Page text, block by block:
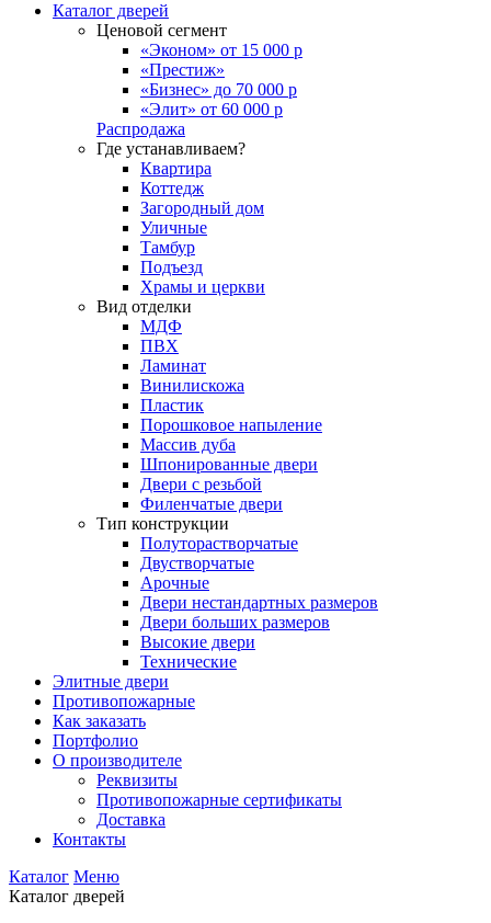
Каталог дверей
Ценовой сегмент
«Эконом» от 15 000 р
«Престиж»
«Бизнес» до 70 000 р
«Элит» от 60 000 р
Распродажа
Где устанавливаем?
Квартира
Коттедж
Загородный дом
Уличные
Тамбур
Подъезд
Храмы и церкви
Вид отделки
МДФ
ПВХ
Ламинат
Винилискожа
Пластик
Порошковое напыление
Массив дуба
Шпонированные двери
Двери с резьбой
Филенчатые двери
Тип конструкции
Полуторастворчатые
Двустворчатые
Арочные
Двери нестандартных размеров
Двери больших размеров
Высокие двери
Технические
Элитные двери
Противопожарные
Как заказать
Портфолио
О производителе
Реквизиты
Противопожарные сертификаты
Доставка
Контакты
Каталог Меню
Каталог дверей